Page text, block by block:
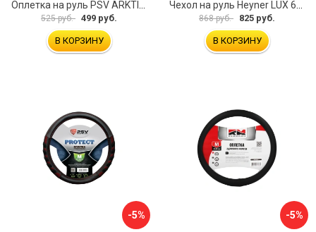
525 руб. 499 руб.
В КОРЗИНУ
868 руб. 825 руб.
В КОРЗИНУ
-5% -5%